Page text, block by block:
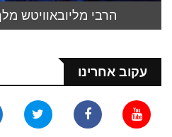
הרבי מליובאוויטש
עקוב אחרינו